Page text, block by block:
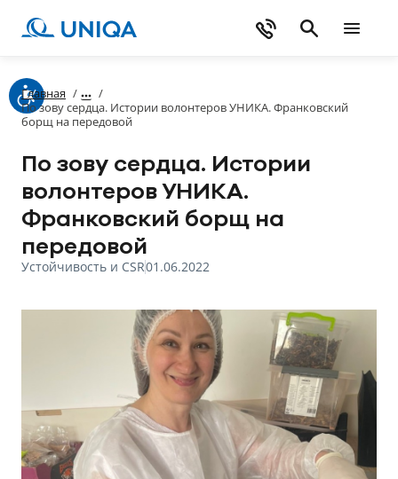
Главная /
/
По зову сердца. Истории волонтеров УНИКА. Франковский
борщ на передовой
По зову сердца. Истории
волонтеров УНИКА.
Франковский борщ на
передовой
Устойчивость и CSR01.06.2022